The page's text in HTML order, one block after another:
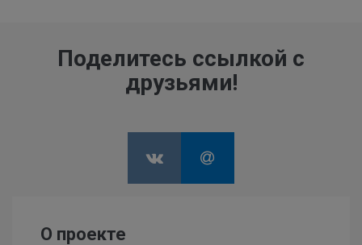
Поделитесь ссылкой с
друзьями!
О проекте